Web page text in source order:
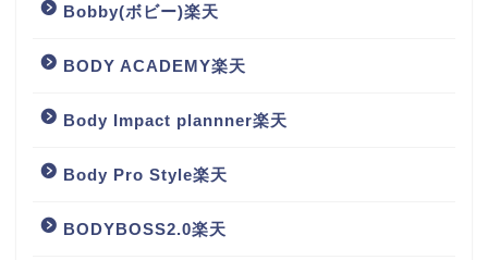
Bobby(ボビー)楽天
BODY ACADEMY楽天
Body Impact plannner楽天
Body Pro Style楽天
BODYBOSS2.0楽天